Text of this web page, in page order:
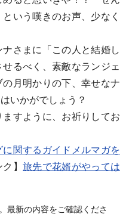
いう嘆きのお声、少なく
さまに「この人と結婚し
るべく、素敵なランジェ
月明かりの下、幸せなナ
いかがでしょう？
すように、お祈りしてお
関するガイドメルマガを
ク】旅先で花婿がやっては
最新の内容をご確認くださ